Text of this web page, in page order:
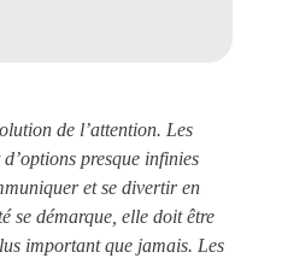
de l’attention. Les
presque infinies
et se divertir en
se démarque, elle doit être
important que jamais. Les